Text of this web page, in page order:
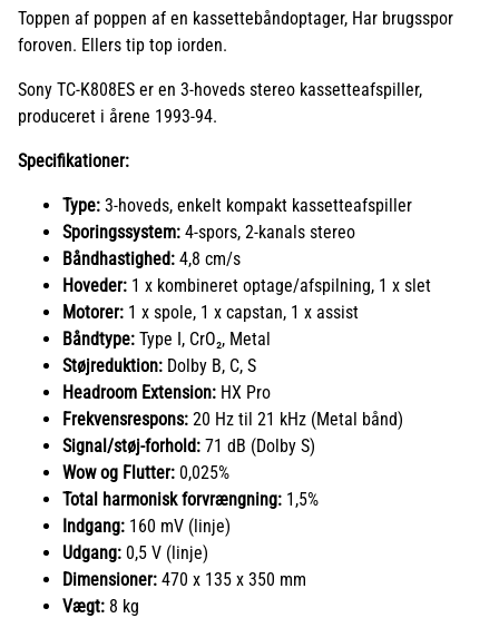
Toppen af poppen af en kassettebåndoptager, Har brugsspor
foroven. Ellers tip top iorden.
Sony TC-K808ES er en 3-hoveds stereo kassetteafspiller,
produceret i årene 1993-94.
Specifikationer:
Type: 3-hoveds, enkelt kompakt kassetteafspiller
Sporingssystem: 4-spors, 2-kanals stereo
Båndhastighed: 4,8 cm/s
Hoveder: 1 x kombineret optage/afspilning, 1 x slet
Motorer: 1 x spole, 1 x capstan, 1 x assist
Båndtype: Type I, CrO₂, Metal
Støjreduktion: Dolby B, C, S
Headroom Extension: HX Pro
Frekvensrespons: 20 Hz til 21 kHz (Metal bånd)
Signal/støj-forhold: 71 dB (Dolby S)
Wow og Flutter: 0,025%
Total harmonisk forvrængning: 1,5%
Indgang: 160 mV (linje)
Udgang: 0,5 V (linje)
Dimensioner: 470 x 135 x 350 mm
Vægt: 8 kg